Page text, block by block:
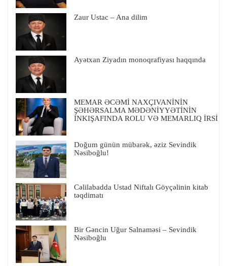
Zaur Ustac – Ana dilim
Ayətxan Ziyadın monoqrafiyası haqqında
MEMAR ƏCƏMİ NAXÇIVANİNİN
ŞƏHƏRSALMA MƏDƏNİYYƏTİNİN
İNKIŞAFINDA ROLU VƏ MEMARLIQ İRSİ
Doğum günün mübarək, əziz Sevindik
Nəsiboğlu!
Cəlilabadda Ustad Niftalı Göyçəlinin kitab
təqdimatı
Bir Gəncin Uğur Salnaməsi – Sevindik
Nəsiboğlu